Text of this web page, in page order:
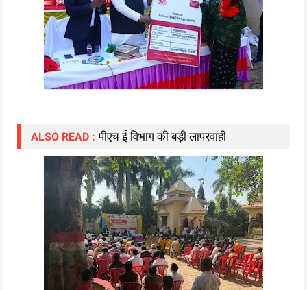
ALSO READ : पीएच ई विभाग की बड़ी लापरवाही